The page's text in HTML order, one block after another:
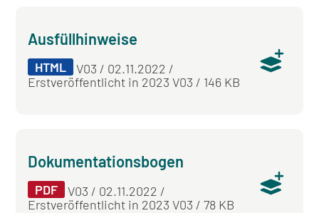
Ausfüllhinweise
HTML
V03 / 02.11.2022 /
Erstveröffentlicht in 2023 V03 / 146 KB
Dokumentationsbogen
PDF
V03 / 02.11.2022 /
Erstveröffentlicht in 2023 V03 / 78 KB